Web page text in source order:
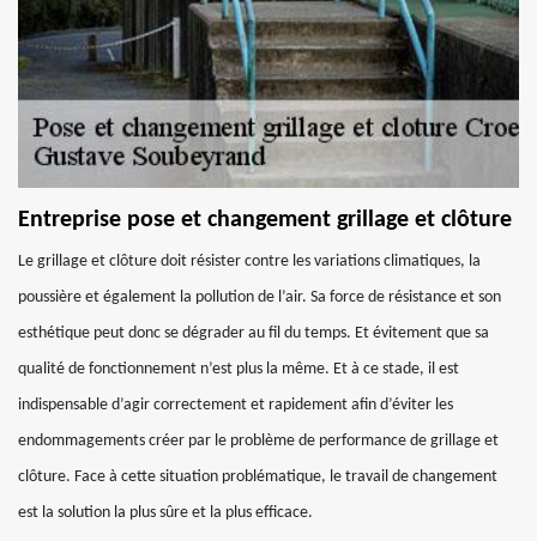
Entreprise pose et changement grillage et clôture
Le grillage et clôture doit résister contre les variations climatiques, la
poussière et également la pollution de l’air. Sa force de résistance et son
esthétique peut donc se dégrader au fil du temps. Et évitement que sa
qualité de fonctionnement n’est plus la même. Et à ce stade, il est
indispensable d’agir correctement et rapidement afin d’éviter les
endommagements créer par le problème de performance de grillage et
clôture. Face à cette situation problématique, le travail de changement
est la solution la plus sûre et la plus efficace.